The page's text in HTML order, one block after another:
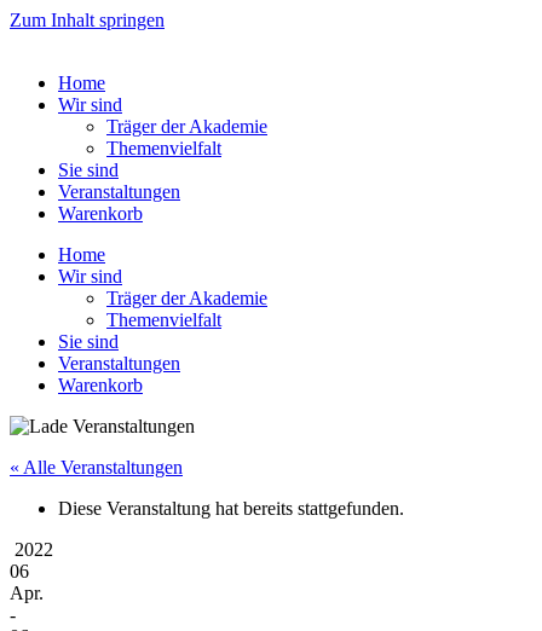
Zum Inhalt springen
Home
Wir sind
Träger der Akademie
Themenvielfalt
Sie sind
Veranstaltungen
Warenkorb
Home
Wir sind
Träger der Akademie
Themenvielfalt
Sie sind
Veranstaltungen
Warenkorb
« Alle Veranstaltungen
Diese Veranstaltung hat bereits stattgefunden.
2022
06
Apr.
-